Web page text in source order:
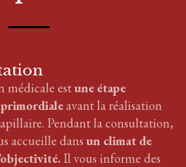
médicale estune étape
avant la réalisation
. Pendant la consultation,
accueille dans un climat de
Il vous informe des